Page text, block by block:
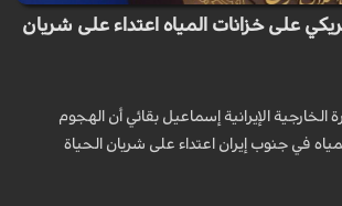
على خزانات المياه اعتداء على شريان
الخارجية الإيرانية إسماعيل بقائي أن الهجوم
في جنوب إيران اعتداء على شريان الحياة